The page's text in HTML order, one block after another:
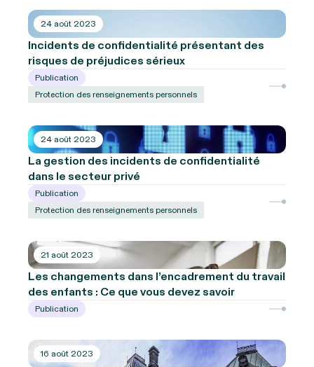
24 août 2023
Incidents de confidentialité présentant des
risques de préjudices sérieux
Publication
Protection des renseignements personnels
24 août 2023
La gestion des incidents de confidentialité
dans le secteur privé
Publication
Protection des renseignements personnels
21 août 2023
Les changements dans l’encadrement du travail
des enfants : Ce que vous devez savoir
Publication
16 août 2023